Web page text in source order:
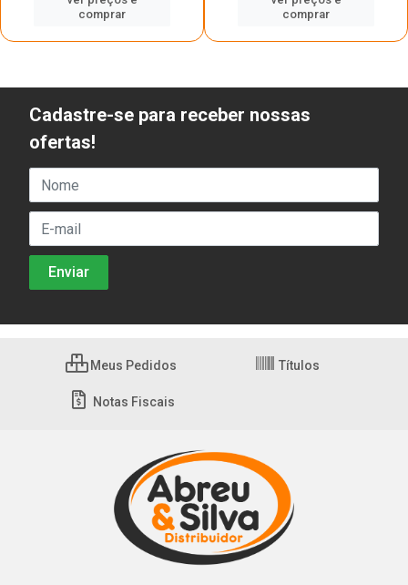
comprar
comprar
Cadastre-se para receber nossas
ofertas!
Meus Pedidos Títulos
Notas Fiscais